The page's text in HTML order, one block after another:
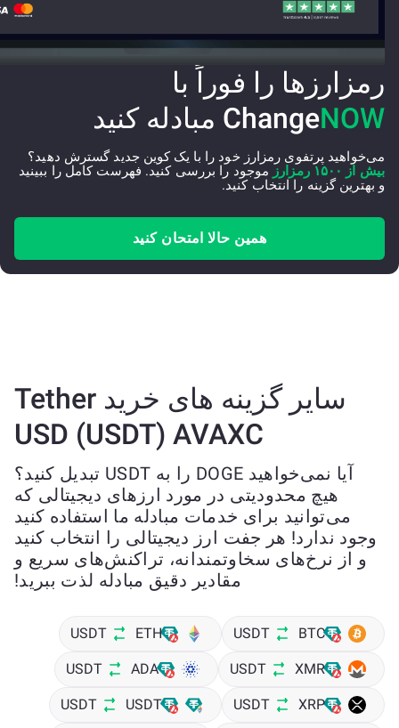
رمزارزها را فوراً با
ChangeNOW مبادله کنید
می‌خواهید پرتفوی رمزارز خود را با یک کوین جدید گسترش دهید؟
بیش از ۱۵۰۰ رمزارز
موجود را بررسی کنید. فهرست کامل را ببینید
و بهترین گزینه را انتخاب کنید.
همین حالا امتحان کنید
سایر گزینه های خرید Tether
USD (USDT) AVAXC
آیا نمی‌خواهید DOGE را به USDT تبدیل کنید؟
هیچ محدودیتی در مورد ارزهای دیجیتالی که
می‌توانید برای خدمات مبادله ما استفاده کنید
وجود ندارد! هر جفت ارز دیجیتالی را انتخاب کنید
و از نرخ‌های سخاوتمندانه، تراکنش‌های سریع و
مقادیر دقیق مبادله لذت ببرید!
BTC
USDT
ETH
USDT
XMR
USDT
ADA
USDT
XRP
USDT
USDT
USDT